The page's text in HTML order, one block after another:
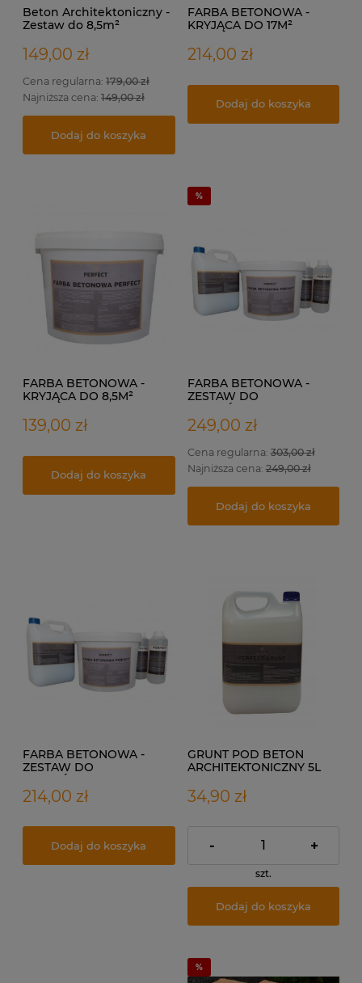
Beton Architektoniczny -
Zestaw do 8,5m²
149,00 zł
Cena regularna: 179,00 zł
Najniższa cena: 149,00 zł
Dodaj do koszyka
FARBA BETONOWA -
KRYJĄCA DO 17M²
214,00 zł
Dodaj do koszyka
FARBA BETONOWA -
KRYJĄCA DO 8,5M²
139,00 zł
Dodaj do koszyka
FARBA BETONOWA -
ZESTAW DO
WYKOŃCZENIA DO 17M²
249,00 zł
Cena regularna:303,00 zł
Najniższa cena:249,00 zł
Dodaj do koszyka
FARBA BETONOWA -
ZESTAW DO
WYKOŃCZENIA DO 8,5 M2
214,00 zł
Dodaj do koszyka
GRUNT POD BETON
ARCHITEKTONICZNY 5L
34,90 zł
- +
szt.
Dodaj do koszyka